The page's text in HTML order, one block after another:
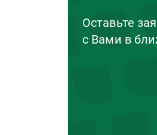
Оставьте
с Вами в